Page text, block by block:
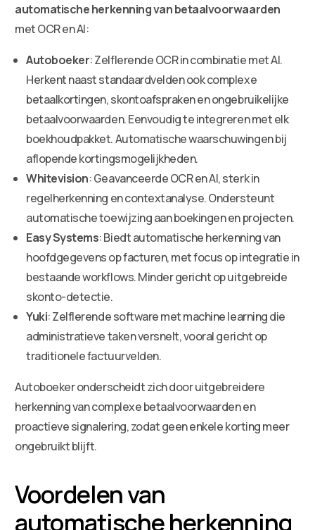
automatische herkenning van betaalvoorwaarden
met OCR en AI:
Autoboeker: Zelflerende OCR in combinatie met AI.
Herkent naast standaardvelden ook complexe
betaalkortingen, skontoafspraken en ongebruikelijke
betaalvoorwaarden. Eenvoudig te integreren met elk
boekhoudpakket. Automatische waarschuwingen bij
aflopende kortingsmogelijkheden.
Whitevision: Geavanceerde OCR en AI, sterk in
regelherkenning en contextanalyse. Ondersteunt
automatische toewijzing aan boekingen en projecten.
Easy Systems: Biedt automatische herkenning van
hoofdgegevens op facturen, met focus op integratie in
bestaande workflows. Minder gericht op uitgebreide
skonto-detectie.
Yuki: Zelflerende software met machine learning die
administratieve taken versnelt, vooral gericht op
traditionele factuurvelden.
Autoboeker onderscheidt zich door uitgebreidere
herkenning van complexe betaalvoorwaarden en
proactieve signalering, zodat geen enkele korting meer
ongebruikt blijft.
Voordelen van
automatische herkenning